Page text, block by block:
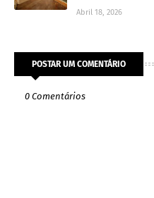
Abril 18, 2026
POSTAR UM COMENTÁRIO
0 Comentários